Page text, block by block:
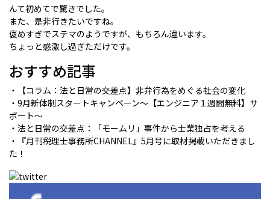
んて初めてで驚きでした。
また、是非行きたいですね。
褒めすぎでステマのようですが、もちろん違います。
ちょっと感激し過ぎただけです。
おすすめ記事
・【コラム：法と日常の交差点】非弁行為をめぐる社会の変化
・9月新体制スタートキャンペーン～【エンジニア１週間無料】サ
ポート～
・法と日常の交差点：「モームリ」事件から士業独占を考える
・『月刊税理士事務所CHANNEL』5月号に取材掲載いただきまし
た！